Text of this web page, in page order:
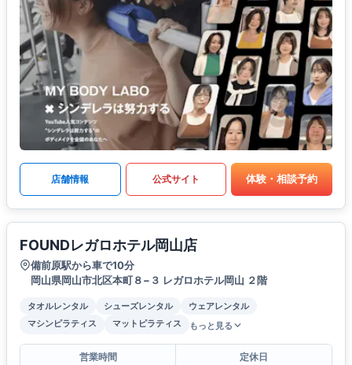
店舗情報 公式サイト 体験・相談予約
FOUNDレガロホテル岡山店
備前原駅から車で10分
岡山県岡山市北区本町８−３ レガロホテル岡山 ２階
タオルレンタル シューズレンタル
ウェアレンタル
マシンピラティス
マットピラティス もっと見る
営業時間
定休日